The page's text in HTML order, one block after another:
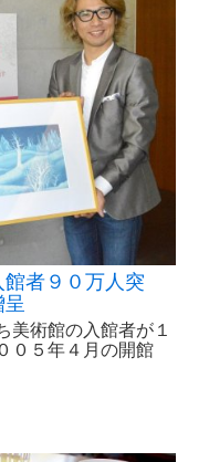
者９０万人突
美術館の入館者が１
０５年４月の開館